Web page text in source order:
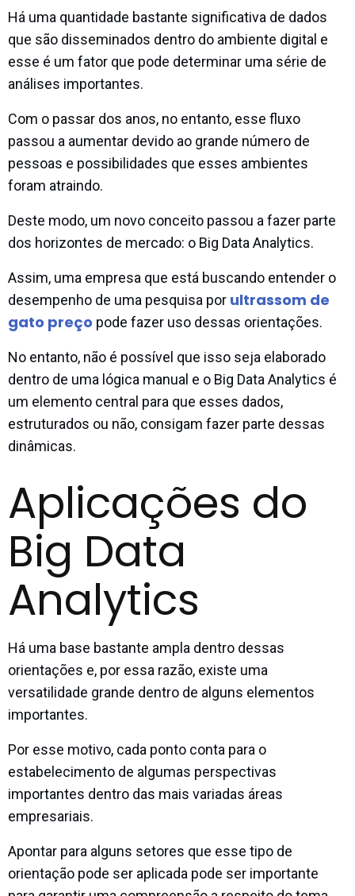
Há uma quantidade bastante significativa de dados
que são disseminados dentro do ambiente digital e
esse é um fator que pode determinar uma série de
análises importantes.
Com o passar dos anos, no entanto, esse fluxo
passou a aumentar devido ao grande número de
pessoas e possibilidades que esses ambientes
foram atraindo.
Deste modo, um novo conceito passou a fazer parte
dos horizontes de mercado: o Big Data Analytics.
Assim, uma empresa que está buscando entender o
desempenho de uma pesquisa por ultrassom de
gato preço pode fazer uso dessas orientações.
No entanto, não é possível que isso seja elaborado
dentro de uma lógica manual e o Big Data Analytics é
um elemento central para que esses dados,
estruturados ou não, consigam fazer parte dessas
dinâmicas.
Aplicações do
Big Data
Analytics
Há uma base bastante ampla dentro dessas
orientações e, por essa razão, existe uma
versatilidade grande dentro de alguns elementos
importantes.
Por esse motivo, cada ponto conta para o
estabelecimento de algumas perspectivas
importantes dentro das mais variadas áreas
empresariais.
Apontar para alguns setores que esse tipo de
orientação pode ser aplicada pode ser importante